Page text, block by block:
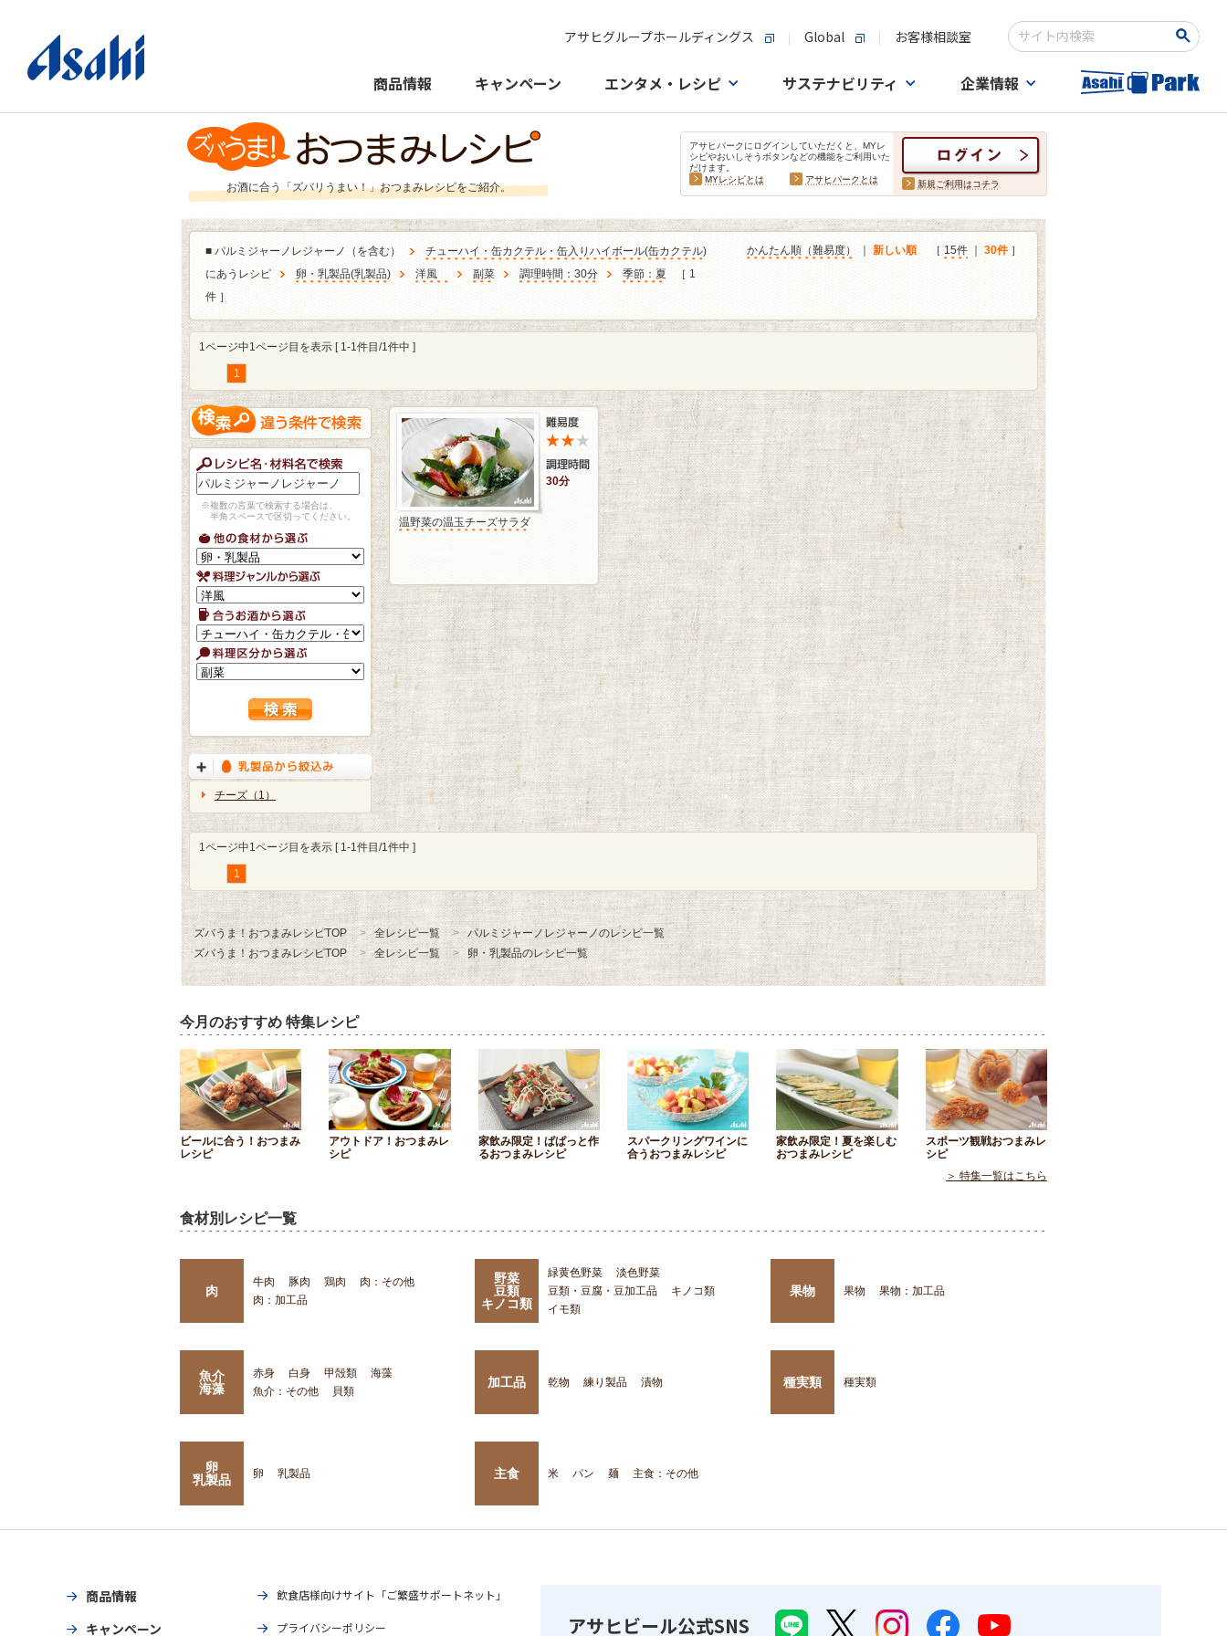
アサヒグループホールディングス Global お客様相談室
検索キーワード入力
商品情報 キャンペーン エンタメ・レシピ サステナビリティ 企業情報
お酒に合う「ズバリうまい！」おつまみレシピをご紹介。
アサヒパークにログインしていただくと、MYレ
シピやおいしそうボタンなどの機能をご利用いた
だけます。
MYレシピとは
アサヒパークとは 新規ご利用はコチラ
■ パルミジャーノレジャーノ（を含む） チューハイ・缶カクテル・缶入りハイボール(缶カクテル)
にあうレシピ
卵・乳製品(乳製品) 洋風 副菜 調理時間：30分 季節：夏
［ 1
件 ］
かんたん順（難易度） 新しい順 ［ 15件 30件 ］
1ページ中1ページ目を表示 [ 1-1件目/1件中 ]
1
※複数の言葉で検索する場合は、
半角スペースで区切ってください。
チーズ（1）
30分
温野菜の温玉チーズサラダ
1ページ中1ページ目を表示 [ 1-1件目/1件中 ]
1
ズバうま！おつまみレシピTOP 全レシピ一覧
パルミジャーノレジャーノのレシピ一覧
ズバうま！おつまみレシピTOP
全レシピ一覧 卵・乳製品のレシピ一覧
今月のおすすめ 特集レシピ
ビールに合う！おつまみ
レシピ
アウトドア！おつまみレ
シピ
家飲み限定！ぱぱっと作
るおつまみレシピ
スパークリングワインに
合うおつまみレシピ
家飲み限定！夏を楽しむ
おつまみレシピ
スポーツ観戦おつまみレ
シピ
＞ 特集一覧はこちら
食材別レシピ一覧
肉
牛肉 豚肉 鶏肉
肉：その他
肉：加工品
野菜
豆類
キノコ類
緑黄色野菜
淡色野菜
豆類・豆腐・豆加工品
キノコ類
イモ類
果物 果物 果物：加工品
魚介
海藻
赤身 白身 甲殻類
海藻
魚介：その他
貝類
加工品 乾物 練り製品 漬物 種実類 種実類
卵
乳製品
卵 乳製品 主食 米 パン 麺 主食：その他
商品情報
キャンペーン
飲食店様向けサイト「ご繁盛サポートネット」
プライバシーポリシー アサヒビール公式SNS